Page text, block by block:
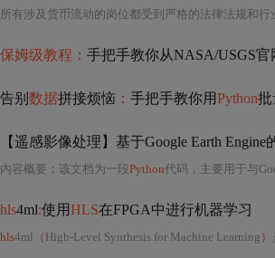
保姆级教程： 手把手教你从NASA/USGS官
告别 数据拼接烦恼 ： 手把手教你用Python批
【遥感影像处理】基于Google Earth Engine
内容概要 ： 该文档为一段Python代码，主要用于与
hls4ml:使用HLS在FPGA中进行机器学习
hls4ml （ High-Level Synthesis for Machine Learning ）